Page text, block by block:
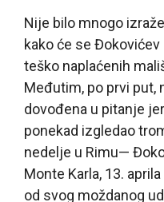
Nije bilo mnogo
kako će se
teško naplaćenih
Međutim, po prvi put,
dovođena u pitanje
ponekad izgledao
nedelje u Rimu—
Monte Karla, 13.
od svog moždanog